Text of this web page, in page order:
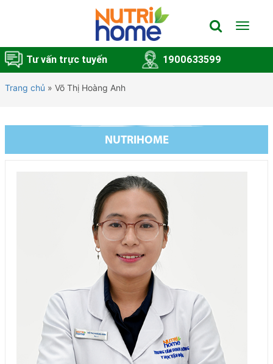
Toggle
Tư vấn trực tuyến 1900633599
Trang chủ » Võ Thị Hoàng Anh
NUTRIHOME